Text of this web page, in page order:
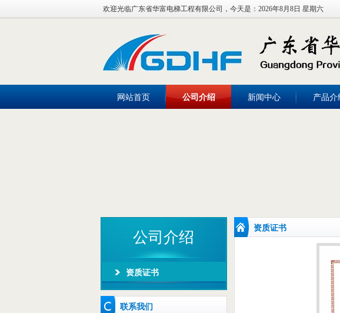
欢迎光临广东省华富电梯工程有限公司，今天是： 2026年8月8日 星期六
网站首页 公司介绍 新闻中心 产品介
公司介绍
资质证书
联系我们
资质证书